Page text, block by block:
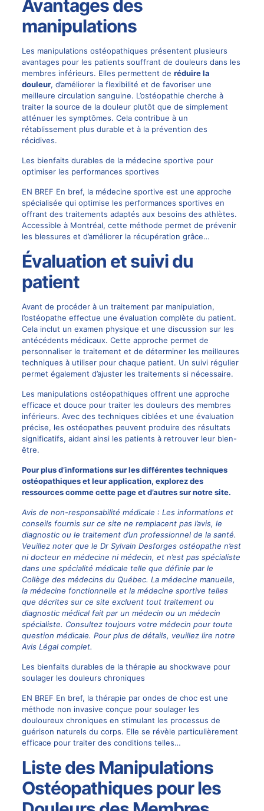
Avantages des
manipulations
Les manipulations ostéopathiques présentent plusieurs
avantages pour les patients souffrant de douleurs dans les
membres inférieurs. Elles permettent de réduire la
douleur, d’améliorer la flexibilité et de favoriser une
meilleure circulation sanguine. L’ostéopathie cherche à
traiter la source de la douleur plutôt que de simplement
atténuer les symptômes. Cela contribue à un
rétablissement plus durable et à la prévention des
récidives.
Les bienfaits durables de la médecine sportive pour
optimiser les performances sportives
EN BREF En bref, la médecine sportive est une approche
spécialisée qui optimise les performances sportives en
offrant des traitements adaptés aux besoins des athlètes.
Accessible à Montréal, cette méthode permet de prévenir
les blessures et d’améliorer la récupération grâce…
Évaluation et suivi du
patient
Avant de procéder à un traitement par manipulation,
l’ostéopathe effectue une évaluation complète du patient.
Cela inclut un examen physique et une discussion sur les
antécédents médicaux. Cette approche permet de
personnaliser le traitement et de déterminer les meilleures
techniques à utiliser pour chaque patient. Un suivi régulier
permet également d’ajuster les traitements si nécessaire.
Les manipulations ostéopathiques offrent une approche
efficace et douce pour traiter les douleurs des membres
inférieurs. Avec des techniques ciblées et une évaluation
précise, les ostéopathes peuvent produire des résultats
significatifs, aidant ainsi les patients à retrouver leur bien-
être.
Pour plus d’informations sur les différentes techniques
ostéopathiques et leur application, explorez des
ressources commecette pageet d’autres sur notre site.
Avis de non-responsabilité médicale : Les informations et
conseils fournis sur ce site ne remplacent pas l’avis, le
diagnostic ou le traitement d’un professionnel de la santé.
Veuillez noter que le Dr Sylvain Desforges ostéopathe n’est
ni docteur en médecine ni médecin, et n’est pas spécialiste
dans une spécialité médicale telle que définie par le
Collège des médecins du Québec. La médecine manuelle,
la médecine fonctionnelle et la médecine sportive telles
que décrites sur ce site excluent tout traitement ou
diagnostic médical fait par un médecin ou un médecin
spécialiste. Consultez toujours votre médecin pour toute
question médicale. Pour plus de détails, veuillez lire notre
Avis Légal complet.
Les bienfaits durables de la thérapie au shockwave pour
soulager les douleurs chroniques
EN BREF En bref, la thérapie par ondes de choc est une
méthode non invasive conçue pour soulager les
douloureux chroniques en stimulant les processus de
guérison naturels du corps. Elle se révèle particulièrement
efficace pour traiter des conditions telles…
Liste des Manipulations
Ostéopathiques pour les